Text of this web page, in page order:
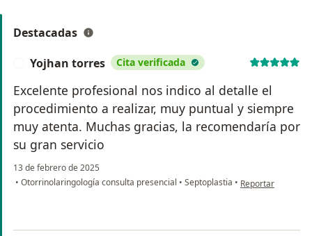
Destacadas
Yojhan torres Cita verificada
Excelente profesional nos indico al detalle el
procedimiento a realizar, muy puntual y siempre
muy atenta. Muchas gracias, la recomendaría por
su gran servicio
13 de febrero de 2025
• Otorrinolaringología consulta presencial • Septoplastia • en opinión del
Reportar